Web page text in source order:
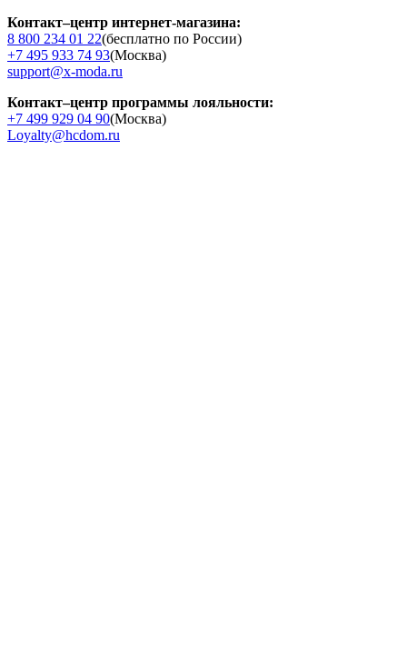
Контакт–центр интернет-магазина:
8 800 234 01 22(бесплатно по России)
+7 495 933 74 93(Москва)
support@x-moda.ru
Контакт–центр программы лояльности:
+7 499 929 04 90(Москва)
Loyalty@hcdom.ru